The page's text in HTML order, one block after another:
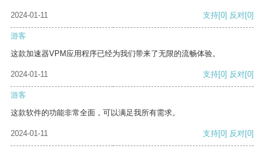
2024-01-11 支持[0] 反对[0]
游客
这款加速器VPM应用程序已经为我们带来了无限的流畅体验。
2024-01-11 支持[0] 反对[0]
游客
这款软件的功能非常全面，可以满足我所有需求。
2024-01-11 支持[0] 反对[0]